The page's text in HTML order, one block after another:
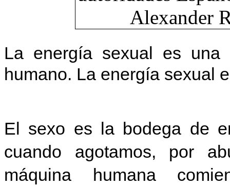
La energía sexual es una
humano. La energía sexual
El sexo es la bodega de
cuando agotamos, por
máquina humana